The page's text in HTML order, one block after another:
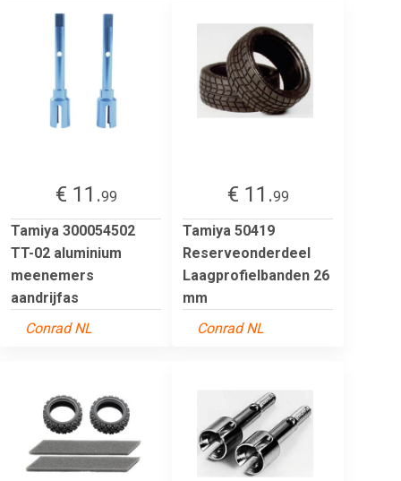
€ 11.99
Tamiya 300054502
TT-02 aluminium
meenemers
aandrijfas
Conrad NL
€ 11.99
Tamiya 50419
Reserveonderdeel
Laagprofielbanden 26
mm
Conrad NL